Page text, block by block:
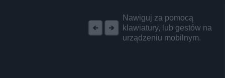
Nawiguj za pomocą
klawiatury, lub gestów na
urządzeniu mobilnym.